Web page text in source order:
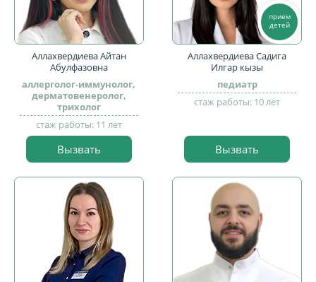
Аллахвердиева Айтан
Абулфазовна
аллерголог-иммунолог,
дерматовенеролог,
трихолог
стаж работы: 11 лет
Вызвать
прием
детей
Аллахвердиева Садига
Илгар кызы
педиатр
стаж работы: 10 лет
Вызвать